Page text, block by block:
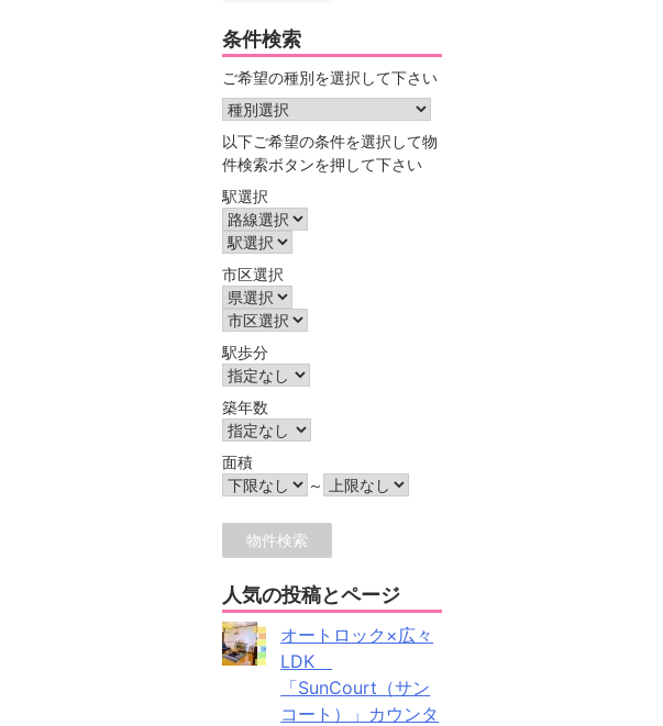
条件検索
ご希望の種別を選択して下さい
以下ご希望の条件を選択して物
件検索ボタンを押して下さい
駅選択
市区選択
駅歩分
築年数
面積
～
人気の投稿とページ
オートロック×広々
LDK
「SunCourt（サン
コート）」カウンタ